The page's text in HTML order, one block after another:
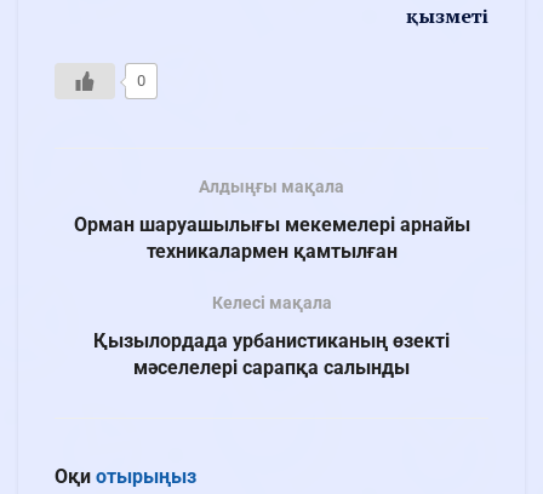
қызметі
0
Алдыңғы мақала
Орман шаруашылығы мекемелері арнайы
техникалармен қамтылған
Келесі мақала
Қызылордада урбанистиканың өзекті
мәселелері сарапқа салынды
Оқи отырыңыз